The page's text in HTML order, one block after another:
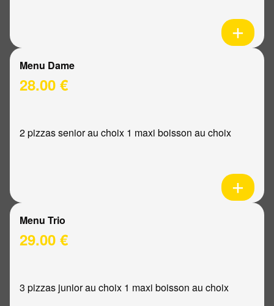
Menu Dame
28.00 €
2 pizzas senior au choix 1 maxi boisson au choix
Menu Trio
29.00 €
3 pizzas junior au choix 1 maxi boisson au choix